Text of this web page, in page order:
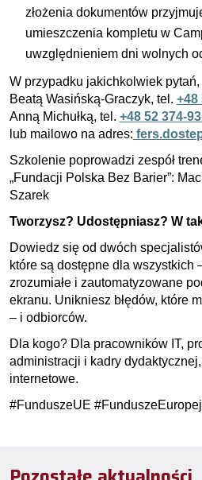
złożenia dokumentów
umieszczenia kompletu w
uwzględnieniem dni wolnych
W przypadku jakichkolwiek
Beatą Wasińską-Graczyk, tel. +48
Anną Michułką, tel. +48 52 374-
lub mailowo na adres:
Szkolenie poprowadzi zespół
„Fundacji Polska Bez Barier”:
Szarek
Tworzysz? Udostępniasz? W
Dowiedz się od dwóch
które są dostępne dla wszystkich
zrozumiałe i zautomatyzowane
ekranu. Unikniesz błędów, które
– i odbiorców.
Dla kogo? Dla pracowników IT,
administracji i kadry
internetowe.
#FunduszeUE